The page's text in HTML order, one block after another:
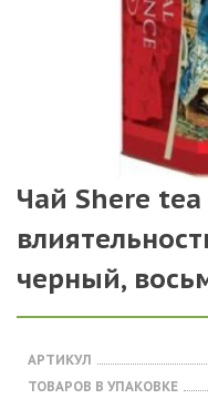
Чай Shere tea
черный,
АРТИКУЛ
ТОВАРОВ В УПАКОВКЕ